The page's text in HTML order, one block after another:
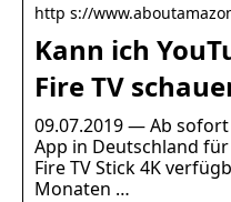
http s://
Kann ich
Fire TV
09.07.2019 — Ab
App in Deutschland für
Fire TV Stick 4K
Monaten …